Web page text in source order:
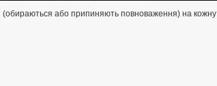
(обираються або припиняють повноваження) на кожну